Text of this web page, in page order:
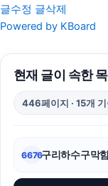
글수정 글삭제
Powered by KBoard
현재 글이 속한
446페이지 · 15개
6676구리하수구막